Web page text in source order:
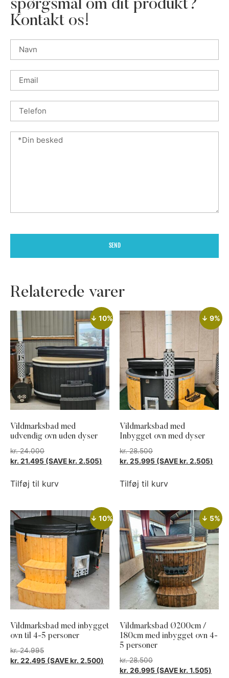
spørgsmål om dit produkt?
Kontakt os!
SEND
Relaterede varer
↓ 10%
Vildmarksbad med
udvendig ovn uden dyser
kr.24.000
kr. 21.495 (SAVEkr. 2.505)
Tilføj til kurv
↓ 9%
Vildmarksbad med
Inbygget ovn med dyser
kr.28.500
kr. 25.995 (SAVEkr. 2.505)
Tilføj til kurv
↓ 10%
Vildmarksbad med inbygget
ovn til 4-5 personer
kr.24.995
kr. 22.495 (SAVEkr. 2.500)
↓ 5%
Vildmarksbad Ø200cm /
180cm med inbygget ovn 4-
5 personer
kr.28.500
kr. 26.995 (SAVEkr. 1.505)